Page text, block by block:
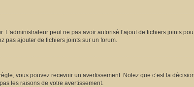
peut ne pas avoir autorisé l’ajout de fichiers joints
pas ajouter de fichiers joints sur un forum.
vous pouvez recevoir un avertissement. Notez que c’est la
les raisons de votre avertissement.